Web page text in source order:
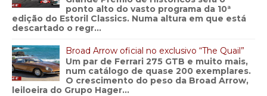
ponto alto do vasto programa da 10ª
edição do Estoril Classics. Numa altura em que está
descartado o regr...
Broad Arrow oficial no exclusivo “The Quail”
Um par de Ferrari 275 GTB e muito mais,
num catálogo de quase 200 exemplares.
O crescimento do peso da Broad Arrow,
leiloeira do Grupo Hager...